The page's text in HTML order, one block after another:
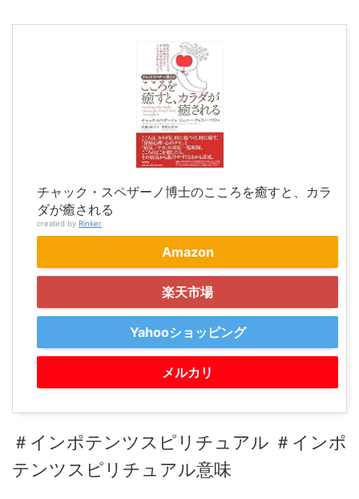
チャック・スペザーノ博士のこころを癒すと、カラ
ダが癒される
created by Rinker
Amazon
楽天市場
Yahooショッピング
メルカリ
＃インポテンツスピリチュアル ＃インポ
テンツスピリチュアル意味